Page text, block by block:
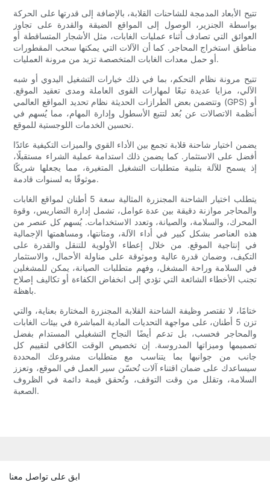
تتيح الأبعاد المدمجة للشاحنات القلابة، بالإضافة إلى قدرتها على الحركة
بواسطة الجنزير، الوصول إلى المواقع الضيقة والقدرة على تجاوز
العوائق التي تصادف أثناء عمليات الغابات، مثل الأشجار المتساقطة أو
مناطق استخراج المحاجر. كما أن الآلات التي يمكنها سحب المقطورات
أو حمل معدات الغابات المتخصصة تزيد من مرونة العمليات.
تتيح مرونة نظام التحكم، بما في ذلك خيارات التشغيل اليدوي أو شبه
الآلي، مزايا عديدة تبعًا لمهارات القوى العاملة ومدى تعقيد الموقع.
وتتضمن بعض الطرازات الحديثة نظام تحديد المواقع العالمي (GPS) أو
أنظمة الاتصالات عن بُعد لتتبع الأسطول وإدارة المهام، مما يُسهم في
تحسين الخدمات اللوجستية للموقع.
يضمن اختيار شاحنة قلابة تجمع بين الأداء القوي والميزات التكيفية عائدًا
أفضل على الاستثمار. كما يضمن ذلك استدامة عملية الشراء مستقبلًا،
إذ يسمح للآلة بتلبية متطلبات التشغيل المتغيرة، مما يجعلها شريكًا
موثوقًا به لسنوات قادمة.
يتطلب اختيار الشاحنة المجنزرة المثالية سعة 5 أطنان لمواقع الغابات
والمحاجر موازنة دقيقة بين عدة عوامل، تشمل إدارة التضاريس، وقوة
المحرك، والسلامة، والصيانة، وتعدد الاستخدامات. يُسهم كل عنصر من
هذه العناصر بشكل كبير في أداء الآلة، ومتانتها، ومساهمتها الإجمالية
في إنتاجية الموقع. من خلال إعطاء الأولوية للتنقل والقدرة على
التكيف، وضمان قدرة عالية وموثوقة على مناولة الأحمال، والاستثمار
في السلامة وراحة المشغل، وفهم متطلبات الصيانة، يمكن للمشغلين
تجنب الأخطاء الشائعة التي تؤدي إلى انخفاض الكفاءة أو تكاليف إصلاح
باهظة.
ختامًا، لا تقتصر وظيفة الشاحنة القلابة المجنزرة المختارة بعناية، والتي
تزن 5 أطنان، على مواجهة التحديات المادية المباشرة في بيئات الغابات
والمحاجر فحسب، بل تدعم أيضًا النجاح التشغيلي المستدام بفضل
تصميمها وميزاتها المدروسة. إن تخصيص الوقت الكافي لتقييم كل
جانب من جوانبها بما يتناسب مع متطلبات مشروعك المحددة
سيساعدك على ضمان اقتناء آلات تُحسّن سير العمل في الموقع، وتعزز
السلامة، وتقلل من وقت التوقف، وتُحقق قيمة دائمة في الظروف
الصعبة.
ابق على تواصل معنا